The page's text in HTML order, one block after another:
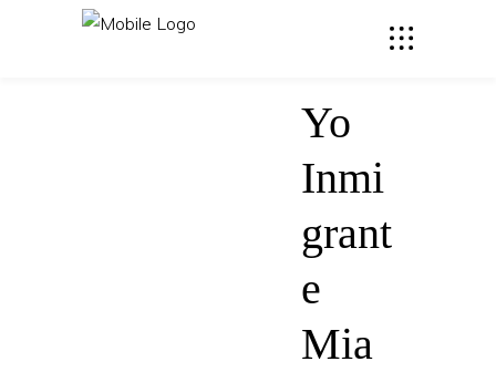
Yo
Inmi
grant
e
Mia